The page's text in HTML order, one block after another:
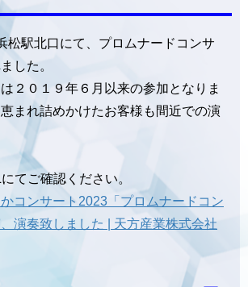
松駅北口にて、プロムナードコンサ
した。
２０１９年６月以来の参加となりま
まれ詰めかけたお客様も間近での演
てご確認ください。
かコンサート2023「プロムナードコン
演奏致しました | 天方産業株式会社